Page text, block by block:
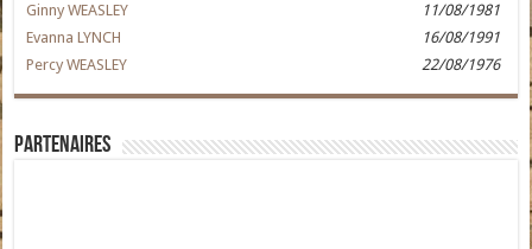
Ginny WEASLEY
11/08/1981
Evanna LYNCH
16/08/1991
Percy WEASLEY
22/08/1976
Partenaires